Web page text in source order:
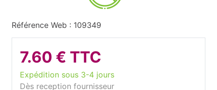
Référence Web : 109349
7.60 € TTC
Expédition sous 3-4 jours
Dès reception fournisseur